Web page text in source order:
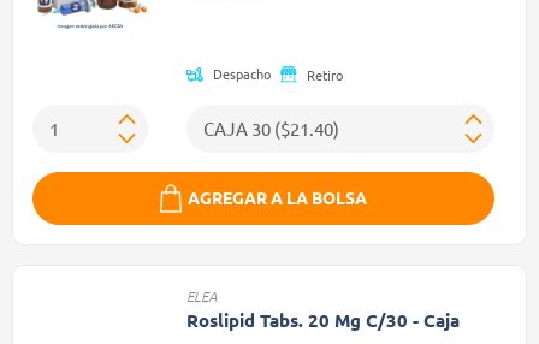
Despacho Retiro
AGREGAR A LA BOLSA
ELEA
Roslipid Tabs. 20 Mg C/30 - Caja